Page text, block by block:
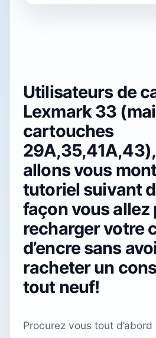
Utilisateurs de
Lexmark 33
cartouches
29A,35,41A,43),
allons vous
tutoriel suivant
façon vous allez
recharger votre
d’encre sans
racheter un
tout neuf!
Procurez vous tout